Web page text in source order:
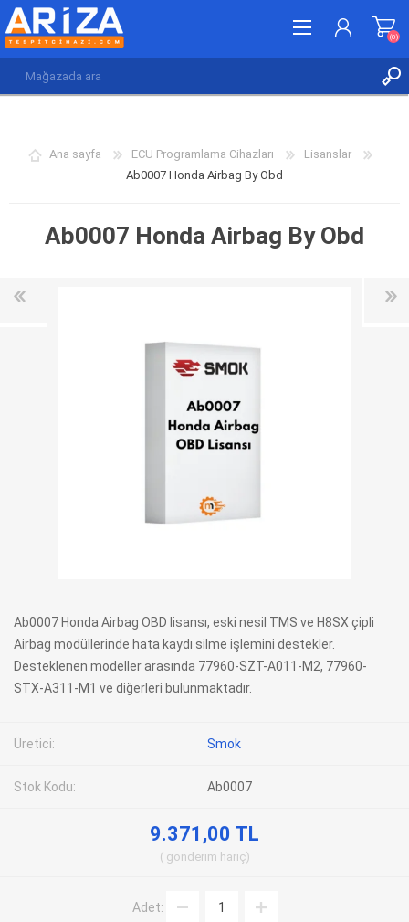
(0)
Ana sayfa ECU Programlama Cihazları
Lisanslar
Ab0007 Honda Airbag By Obd
Ab0007 Honda Airbag By Obd
Ab0007 Honda Airbag OBD lisansı, eski nesil TMS ve H8SX çipli
Airbag modüllerinde hata kaydı silme işlemini destekler.
Desteklenen modeller arasında 77960-SZT-A011-M2, 77960-
STX-A311-M1 ve diğerleri bulunmaktadır.
Üretici: Smok
Stok Kodu: Ab0007
9.371,00 TL
gönderim hariç
Adet: